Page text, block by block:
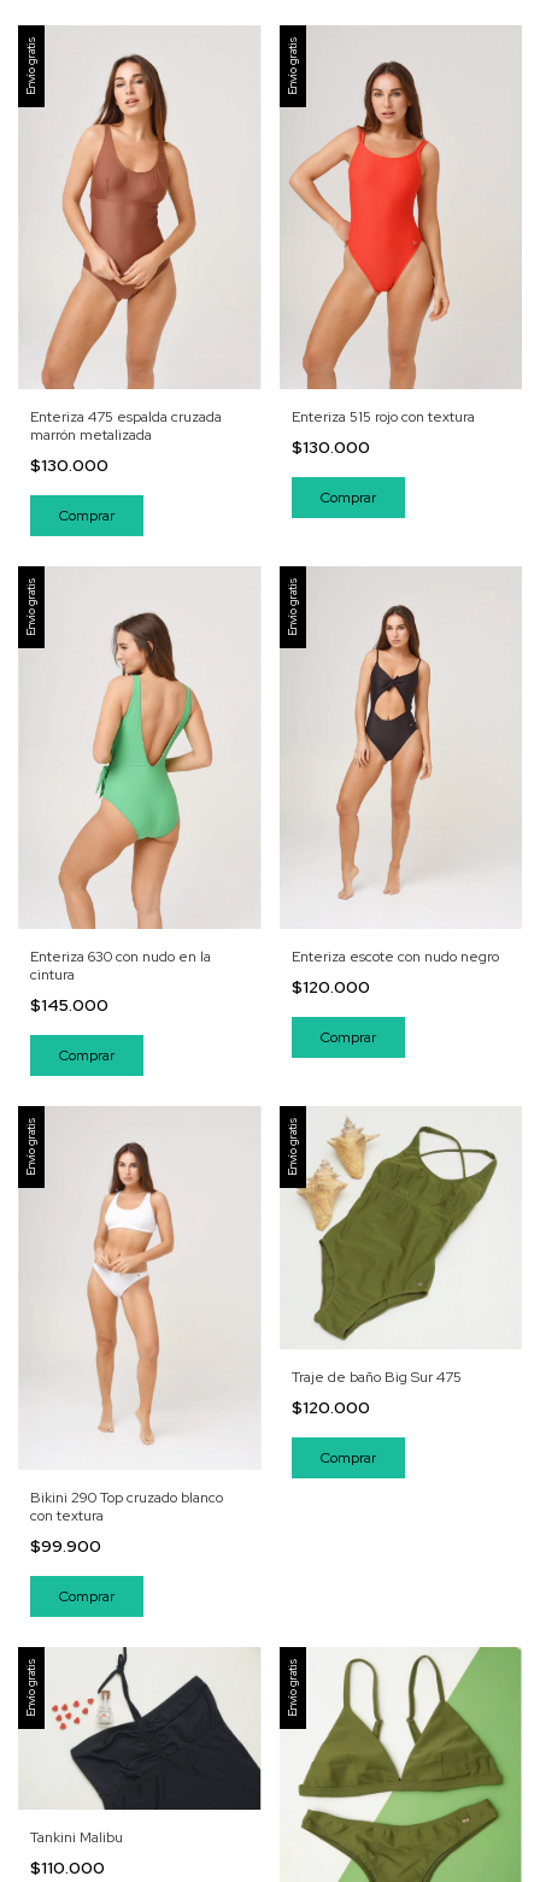
Envío gratis
Enteriza 475 espalda cruzada
marrón metalizada
$130.000
Comprar
Envío gratis
Enteriza 515 rojo con textura
$130.000
Comprar
Envío gratis
Enteriza 630 con nudo en la
cintura
$145.000
Comprar
Envío gratis
Enteriza escote con nudo negro
$120.000
Comprar
Envío gratis
Bikini 290 Top cruzado blanco
con textura
$99.900
Comprar
Envío gratis
Traje de baño Big Sur 475
$120.000
Comprar
Envío gratis
Tankini Malibu
$110.000
Envío gratis